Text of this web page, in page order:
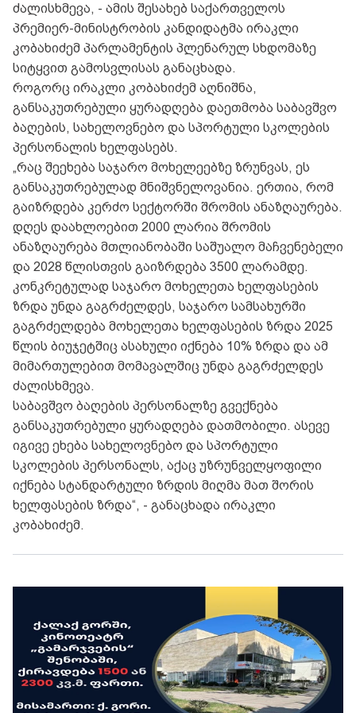
ძალისხმევა, - ამის შესახებ საქართველოს
პრემიერ-მინისტრობის კანდიდატმა ირაკლი
კობახიძემ პარლამენტის პლენარულ სხდომაზე
სიტყვით გამოსვლისას განაცხადა.
როგორც ირაკლი კობახიძემ აღნიშნა,
განსაკუთრებული ყურადღება დაეთმობა საბავშვო
ბაღების, სახელოვნებო და სპორტული სკოლების
პერსონალის ხელფასებს.
„რაც შეეხება საჯარო მოხელეებზე ზრუნვას, ეს
განსაკუთრებულად მნიშვნელოვანია. ერთია, რომ
გაიზრდება კერძო სექტორში შრომის ანაზღაურება.
დღეს დაახლოებით 2000 ლარია შრომის
ანაზღაურება მთლიანობაში საშუალო მაჩვენებელი
და 2028 წლისთვის გაიზრდება 3500 ლარამდე.
კონკრეტულად საჯარო მოხელეთა ხელფასების
ზრდა უნდა გაგრძელდეს, საჯარო სამსახურში
გაგრძელდება მოხელეთა ხელფასების ზრდა 2025
წლის ბიუჯეტშიც ასახული იქნება 10% ზრდა და ამ
მიმართულებით მომავალშიც უნდა გაგრძელდეს
ძალისხმევა.
საბავშვო ბაღების პერსონალზე გვექნება
განსაკუთრებული ყურადღება დათმობილი. ასევე
იგივე ეხება სახელოვნებო და სპორტული
სკოლების პერსონალს, აქაც უზრუნველყოფილი
იქნება სტანდარტული ზრდის მიღმა მათ შორის
ხელფასების ზრდა“, - განაცხადა ირაკლი
კობახიძემ.